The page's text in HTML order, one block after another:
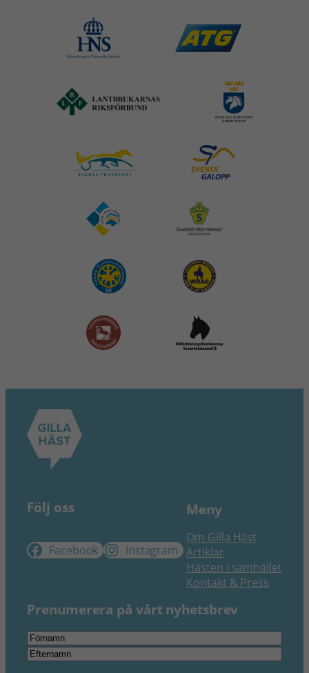
Följ oss
Facebook Instagram
Meny
Om Gilla Häst
Artiklar
Hästen i samhället
Kontakt & Press
Prenumerera på vårt nyhetsbrev
Namn*
Förnamn